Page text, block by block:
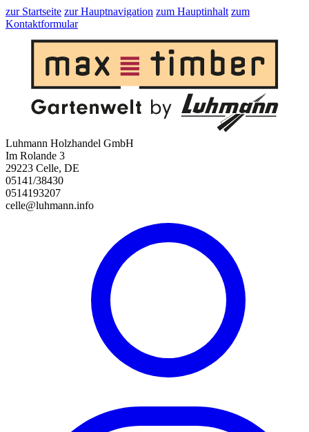
zur Startseite zur Hauptnavigation zum Hauptinhalt zum
Kontaktformular
Luhmann Holzhandel GmbH
Im Rolande 3
29223 Celle, DE
05141/38430
0514193207
celle@luhmann.info